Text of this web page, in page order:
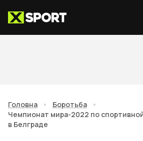
Головна • Боротьба
•
Чемпионат мира-2022 по
в Белграде